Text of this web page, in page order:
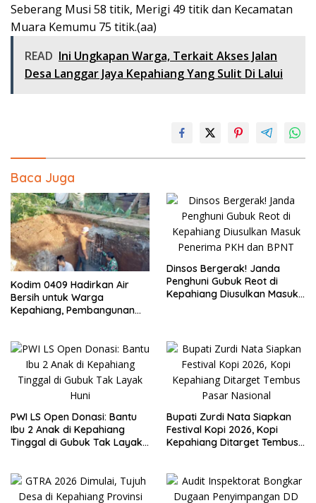
Seberang Musi 58 titik, Merigi 49 titik dan Kecamatan
Muara Kemumu 75 titik.(aa)
READ Ini Ungkapan Warga, Terkait Akses Jalan
Desa Langgar Jaya Kepahiang Yang Sulit Di Lalui
Baca Juga
Kodim 0409 Hadirkan Air
Bersih untuk Warga
Kepahiang, Pembangunan
Dinsos Bergerak! Janda
Penghuni Gubuk Reot di
Kepahiang Diusulkan Masuk
PWI LS Open Donasi: Bantu
Ibu 2 Anak di Kepahiang
Tinggal di Gubuk Tak Layak
Bupati Zurdi Nata Siapkan
Festival Kopi 2026, Kopi
Kepahiang Ditarget Tembus